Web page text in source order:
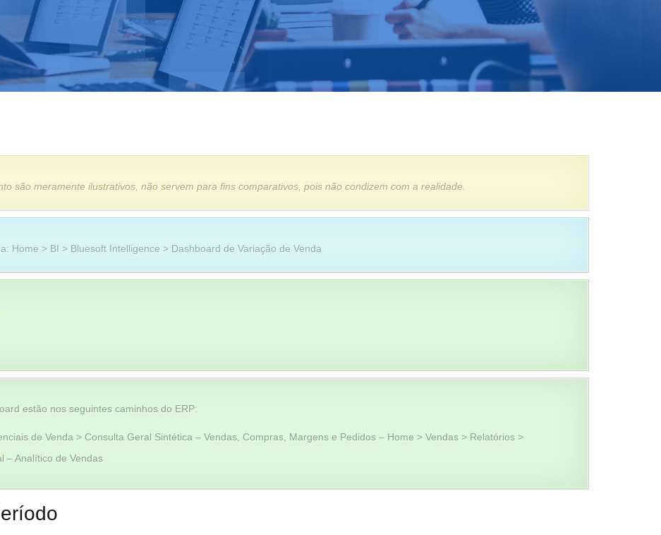
são meramente ilustrativos, não servem para fins comparativos, pois não condizem com a realidade.
Home > BI > Bluesoft Intelligence > Dashboard de Variação de Venda
estão nos seguintes caminhos do ERP:
de Venda > Consulta Geral Sintética – Vendas, Compras, Margens e Pedidos – Home > Vendas > Relatórios >
– Analítico de Vendas